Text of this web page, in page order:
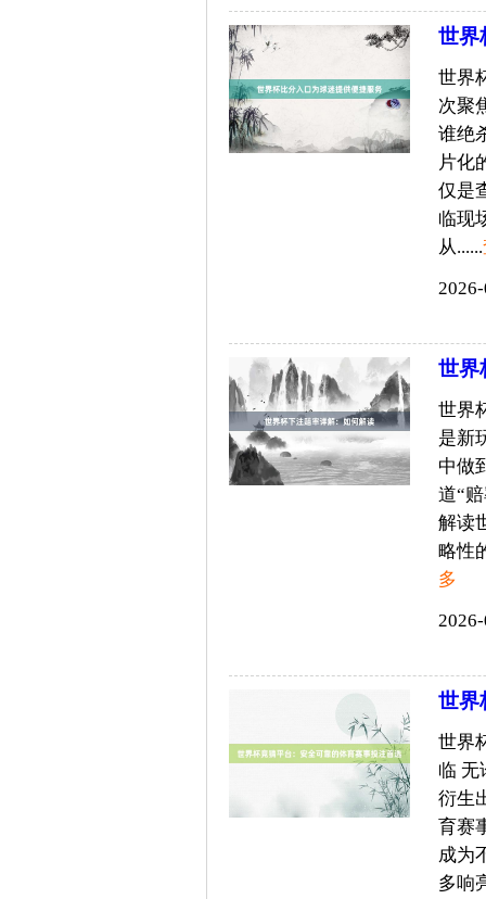
世界
世界
次聚
谁绝
片化
仅是
临现
从......
世界
世界
是新
中做
道“
解读
略性
多
世界
世界
临 无
衍生
育赛
成为
多响